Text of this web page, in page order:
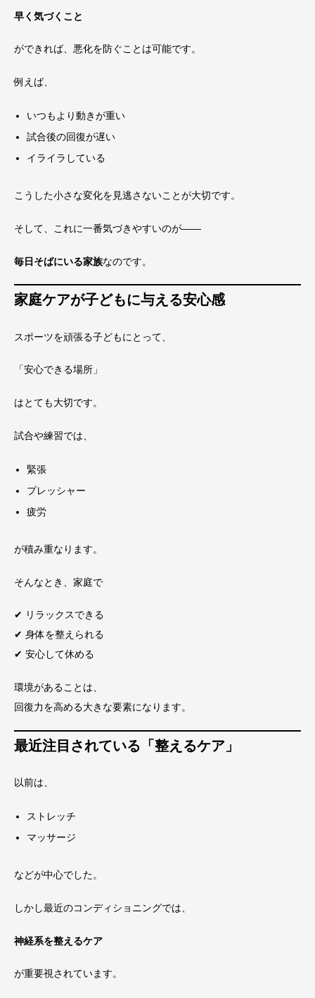
早く気づくこと
ができれば、悪化を防ぐことは可能です。
例えば、
いつもより動きが重い
試合後の回復が遅い
イライラしている
こうした小さな変化を見逃さないことが大切です。
そして、これに一番気づきやすいのが——
毎日そばにいる家族なのです。
家庭ケアが子どもに与える安心感
スポーツを頑張る子どもにとって、
「安心できる場所」
はとても大切です。
試合や練習では、
緊張
プレッシャー
疲労
が積み重なります。
そんなとき、家庭で
✔ リラックスできる
✔ 身体を整えられる
✔ 安心して休める
環境があることは、
回復力を高める大きな要素になります。
最近注目されている「整えるケア」
以前は、
ストレッチ
マッサージ
などが中心でした。
しかし最近のコンディショニングでは、
神経系を整えるケア
が重要視されています。